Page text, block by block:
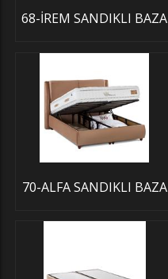
68-İREM SANDIKLI BAZA
70-ALFA SANDIKLI BAZA